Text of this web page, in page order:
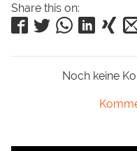
Share this on:
Noch keine